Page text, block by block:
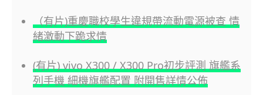
（有片)重慶職校學生違規帶流動電源被查 情
緒激動下跪求情
(有片) vivo X300 / X300 Pro初步評測 旗艦系
列手機 細機旗艦配置 附開售詳情公佈